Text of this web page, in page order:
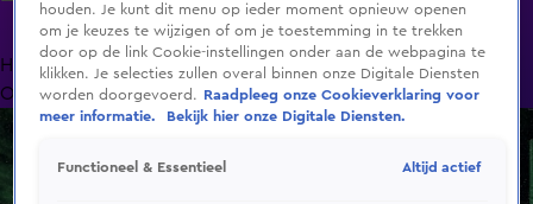
HomeUitzending Gemist Programma's De Bondgenoten
OranjezomerLivestreamsShop
houden. Je kunt dit menu op ieder moment opnieuw openen
om je keuzes te wijzigen of om je toestemming in te trekken
door op de link Cookie-instellingen onder aan de webpagina te
klikken. Je selecties zullen overal binnen onze Digitale Diensten
worden doorgevoerd.
Raadpleeg onze Cookieverklaring voor
meer informatie.
Bekijk hier onze Digitale Diensten.
Functioneel & Essentieel Altijd actief